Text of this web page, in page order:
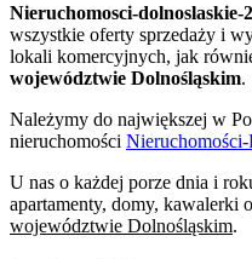
Nieruchomosci-dolnoslaskie-
wszystkie oferty sprzedaży i
lokali komercyjnych, jak
województwie Dolnośląskim.
Należymy do największej w
nieruchomości
U nas o każdej porze dnia i
apartamenty, domy, kawalerki
województwie Dolnośląskim.